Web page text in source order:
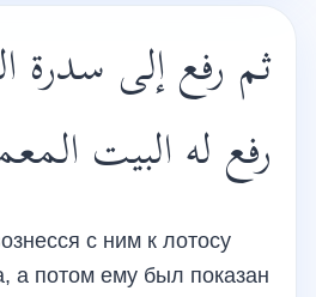
ثم رفع إلى سدرة
رفع له البيت
с ним к лотосу
а потом ему был показан